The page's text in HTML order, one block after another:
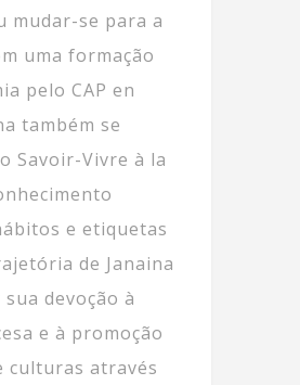
mudar-se para a
uma formação
pelo CAP en
também se
Savoir-Vivre à la
e etiquetas
de Janaina
devoção à
e à promoção
culturas através